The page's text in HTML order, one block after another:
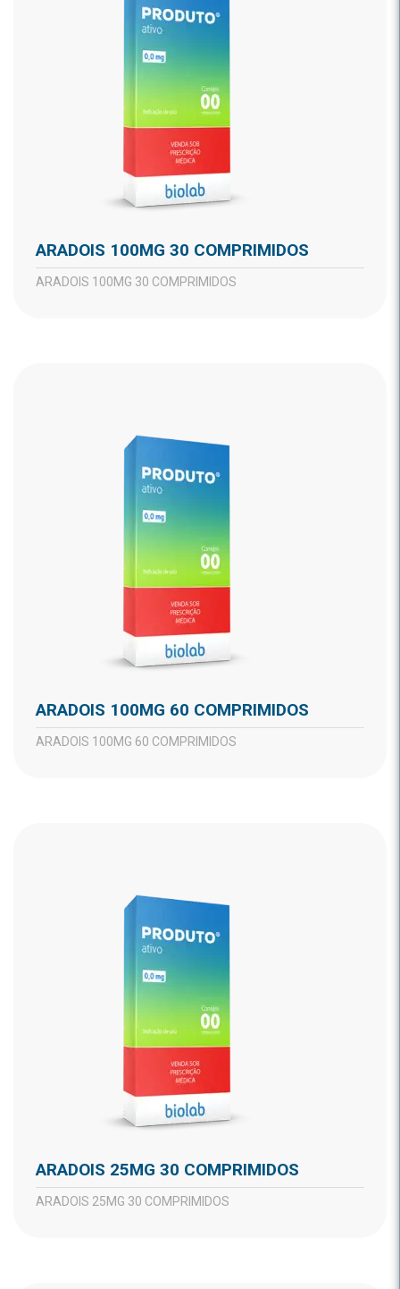
ARADOIS 100MG 30 COMPRIMIDOS
ARADOIS 100MG 30 COMPRIMIDOS
ARADOIS 100MG 60 COMPRIMIDOS
ARADOIS 100MG 60 COMPRIMIDOS
ARADOIS 25MG 30 COMPRIMIDOS
ARADOIS 25MG 30 COMPRIMIDOS